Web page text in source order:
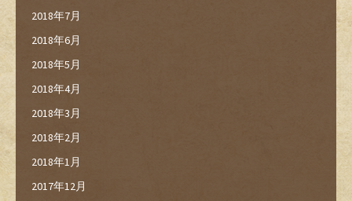
2018年7月
2018年6月
2018年5月
2018年4月
2018年3月
2018年2月
2018年1月
2017年12月